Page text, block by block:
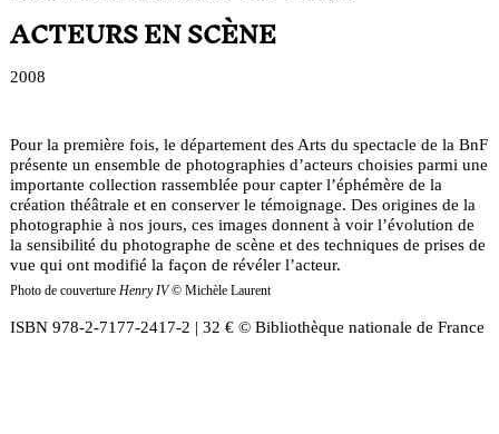
ACTEURS EN SCÈNE
2008
Pour la première fois, le département des Arts du spectacle de la BnF
présente un ensemble de photographies d’acteurs choisies parmi une
importante collection rassemblée pour capter l’éphémère de la
création théâtrale et en conserver le témoignage. Des origines de la
photographie à nos jours, ces images donnent à voir l’évolution de
la sensibilité du photographe de scène et des techniques de prises de
vue qui ont modifié la façon de révéler l’acteur.
Photo de couverture Henry IV© Michèle Laurent
ISBN 978-2-7177-2417-2 | 32 € © Bibliothèque nationale de France